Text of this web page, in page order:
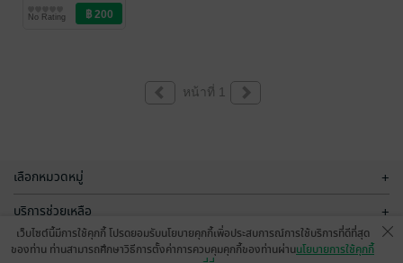
สิ้นพระชนม์
อุปัทวเหตุ หรือ
/ พรรณนิภ
ประวัติศาสตร์
No Rating
หน้าที่ 1
เลือกหมวดหมู่ +
บริการช่วยเหลือ +
เกี่ยวกับเรา
เว็บไซต์นี้มีการใช้คุกกี้ โปรดยอมรับนโยบายคุกกี้เพื่อประสบการณ์การใช้บริการที่ดีที่สุด
ของท่าน ท่านสามารถศึกษาวิธีการตั้งค่าการควบคุมคุกกี้ของท่านผ่านนโยบายการใช้คุกกี้